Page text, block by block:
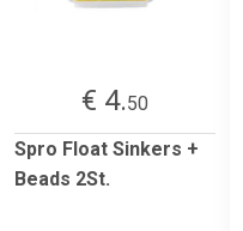
€ 4.50
Spro Float Sinkers +
Beads 2St.